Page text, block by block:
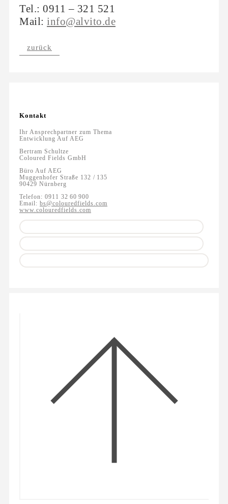
Tel.: 0911 – 321 521
Mail: info@alvito.de
zurück
Kontakt
Ihr Ansprechpartner zum Thema
Entwicklung Auf AEG
Bertram Schultze
Coloured Fields GmbH
Büro Auf AEG
Muggenhofer Straße 132 / 135
90429 Nürnberg
Telefon: 0911 32 60 900
Email: bs@colouredfields.com
www.colouredfields.com